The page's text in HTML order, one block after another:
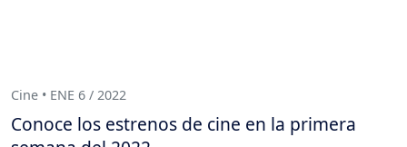
Cine • ENE 6 / 2022
Conoce los estrenos de cine en la primera